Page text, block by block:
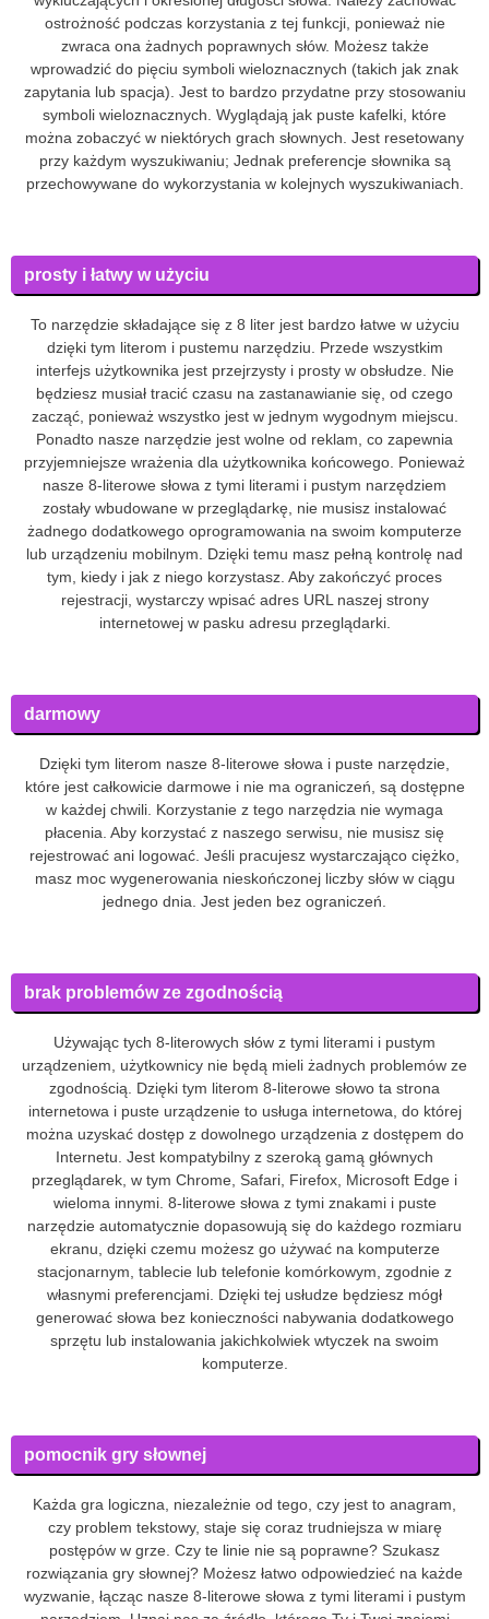
ostrożność podczas korzystania z tej funkcji, ponieważ nie
zwraca ona żadnych poprawnych słów. Możesz także
wprowadzić do pięciu symboli wieloznacznych (takich jak znak
zapytania lub spacja). Jest to bardzo przydatne przy stosowaniu
symboli wieloznacznych. Wyglądają jak puste kafelki, które
można zobaczyć w niektórych grach słownych. Jest resetowany
przy każdym wyszukiwaniu; Jednak preferencje słownika są
przechowywane do wykorzystania w kolejnych wyszukiwaniach.
prosty i łatwy w użyciu
To narzędzie składające się z 8 liter jest bardzo łatwe w użyciu
dzięki tym literom i pustemu narzędziu. Przede wszystkim
interfejs użytkownika jest przejrzysty i prosty w obsłudze. Nie
będziesz musiał tracić czasu na zastanawianie się, od czego
zacząć, ponieważ wszystko jest w jednym wygodnym miejscu.
Ponadto nasze narzędzie jest wolne od reklam, co zapewnia
przyjemniejsze wrażenia dla użytkownika końcowego. Ponieważ
nasze 8-literowe słowa z tymi literami i pustym narzędziem
zostały wbudowane w przeglądarkę, nie musisz instalować
żadnego dodatkowego oprogramowania na swoim komputerze
lub urządzeniu mobilnym. Dzięki temu masz pełną kontrolę nad
tym, kiedy i jak z niego korzystasz. Aby zakończyć proces
rejestracji, wystarczy wpisać adres URL naszej strony
internetowej w pasku adresu przeglądarki.
darmowy
Dzięki tym literom nasze 8-literowe słowa i puste narzędzie,
które jest całkowicie darmowe i nie ma ograniczeń, są dostępne
w każdej chwili. Korzystanie z tego narzędzia nie wymaga
płacenia. Aby korzystać z naszego serwisu, nie musisz się
rejestrować ani logować. Jeśli pracujesz wystarczająco ciężko,
masz moc wygenerowania nieskończonej liczby słów w ciągu
jednego dnia. Jest jeden bez ograniczeń.
brak problemów ze zgodnością
Używając tych 8-literowych słów z tymi literami i pustym
urządzeniem, użytkownicy nie będą mieli żadnych problemów ze
zgodnością. Dzięki tym literom 8-literowe słowo ta strona
internetowa i puste urządzenie to usługa internetowa, do której
można uzyskać dostęp z dowolnego urządzenia z dostępem do
Internetu. Jest kompatybilny z szeroką gamą głównych
przeglądarek, w tym Chrome, Safari, Firefox, Microsoft Edge i
wieloma innymi. 8-literowe słowa z tymi znakami i puste
narzędzie automatycznie dopasowują się do każdego rozmiaru
ekranu, dzięki czemu możesz go używać na komputerze
stacjonarnym, tablecie lub telefonie komórkowym, zgodnie z
własnymi preferencjami. Dzięki tej usłudze będziesz mógł
generować słowa bez konieczności nabywania dodatkowego
sprzętu lub instalowania jakichkolwiek wtyczek na swoim
komputerze.
pomocnik gry słownej
Każda gra logiczna, niezależnie od tego, czy jest to anagram,
czy problem tekstowy, staje się coraz trudniejsza w miarę
postępów w grze. Czy te linie nie są poprawne? Szukasz
rozwiązania gry słownej? Możesz łatwo odpowiedzieć na każde
wyzwanie, łącząc nasze 8-literowe słowa z tymi literami i pustym